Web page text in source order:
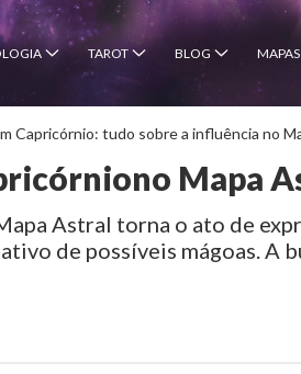
TAROT BLOG
Capricórnio: tudo sobre a influência no
no Mapa
Astral torna o ato de
de possíveis mágoas. A